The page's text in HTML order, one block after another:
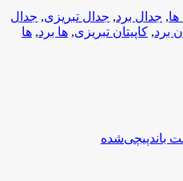
ها, جدال برد, جدال تبریزی, جدال
برد, کاپیتان تبریزی, ها برد, ها